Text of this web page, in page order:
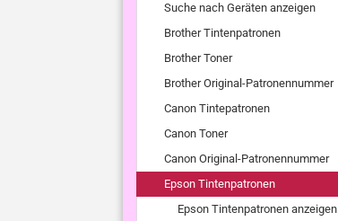
Suche nach Geräten anzeigen
Brother Tintenpatronen
Brother Toner
Brother Original-Patronennummer
Canon Tintepatronen
Canon Toner
Canon Original-Patronennummer
Epson Tintenpatronen
Epson Tintenpatronen anzeigen